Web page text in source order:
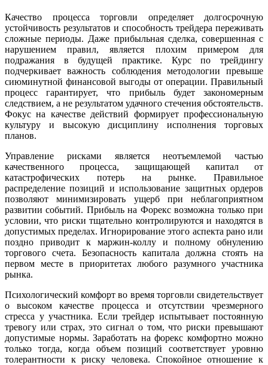
Качество процесса торговли определяет долгосрочную
устойчивость результатов и способность трейдера переживать
сложные периоды. Даже прибыльная сделка, совершенная с
нарушением правил, является плохим примером для
подражания в будущей практике. Курс по трейдингу
подчеркивает важность соблюдения методологии превыше
сиюминутной финансовой выгоды от операции. Правильный
процесс гарантирует, что прибыль будет закономерным
следствием, а не результатом удачного стечения обстоятельств.
Фокус на качестве действий формирует профессиональную
культуру и высокую дисциплину исполнения торговых
планов.
Управление рисками является неотъемлемой частью
качественного процесса, защищающей капитал от
катастрофических потерь на рынке. Правильное
распределение позиций и использование защитных ордеров
позволяют минимизировать ущерб при неблагоприятном
развитии событий. Прибыль на Форекс возможна только при
условии, что риски тщательно контролируются и находятся в
допустимых пределах. Игнорирование этого аспекта рано или
поздно приводит к маржин-коллу и полному обнулению
торгового счета. Безопасность капитала должна стоять на
первом месте в приоритетах любого разумного участника
рынка.
Психологический комфорт во время торговли свидетельствует
о высоком качестве процесса и отсутствии чрезмерного
стресса у участника. Если трейдер испытывает постоянную
тревогу или страх, это сигнал о том, что риски превышают
допустимые нормы. Заработать на форекс комфортно можно
только тогда, когда объем позиций соответствует уровню
толерантности к риску человека. Спокойное отношение к